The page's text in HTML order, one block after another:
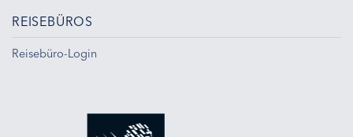
REISEBÜROS
Reisebüro-Login